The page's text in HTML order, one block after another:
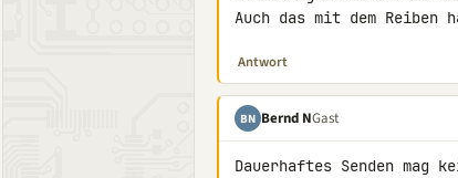
Auch das mit dem Reiben
Antwort
BN Bernd NGast
Dauerhaftes Senden